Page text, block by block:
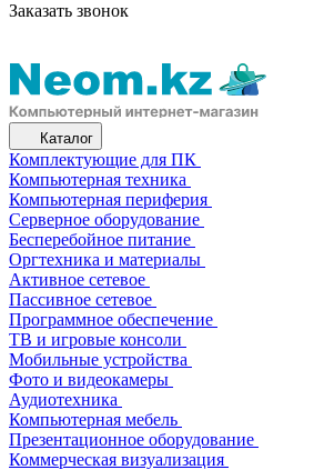
Заказать звонок
Каталог
Комплектующие для ПК
Компьютерная техника
Компьютерная периферия
Серверное оборудование
Бесперебойное питание
Оргтехника и материалы
Активное сетевое
Пассивное сетевое
Программное обеспечение
ТВ и игровые консоли
Мобильные устройства
Фото и видеокамеры
Аудиотехника
Компьютерная мебель
Презентационное оборудование
Коммерческая визуализация